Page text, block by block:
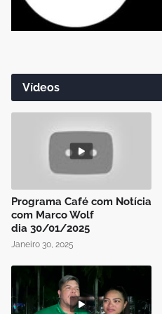
Vídeos
Programa Café com Notícia
com Marco Wolf
dia 30/01/2025
Janeiro 30, 2025